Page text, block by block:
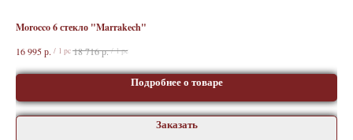
Morocco 6 стекло "Marrakech"
16 995р. / 1 pc 18 716р. / 1 pc
Подробнее о товаре
Заказать